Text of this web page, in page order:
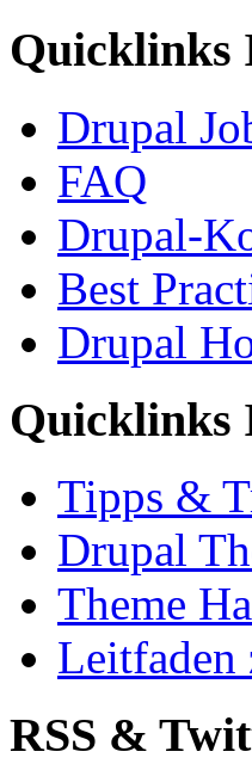
Quicklinks
Drupal
FAQ
Drupal-
Best
Drupal
Tipps &
Drupal
Theme
RSS &